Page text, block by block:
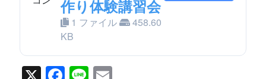
作り体験講習会
1 ファイル
458.60
KB